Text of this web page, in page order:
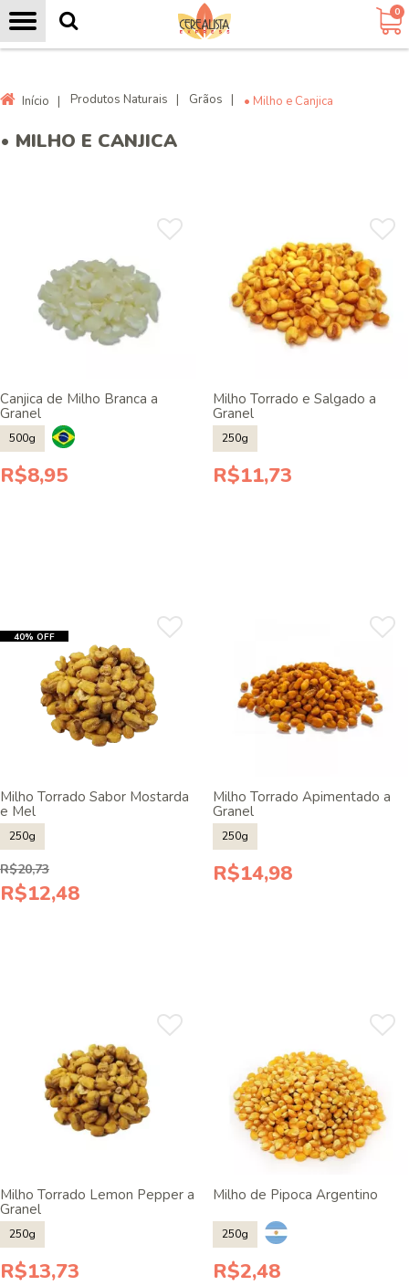
0
Início | Produtos Naturais | Grãos | • Milho e Canjica
• MILHO E CANJICA
Canjica de Milho Branca a
Granel
500g
R$8,95
Milho Torrado e Salgado a
Granel
250g
R$11,73
40% OFF
Milho Torrado Sabor Mostarda
e Mel
250g
R$20,73
R$12,48
Milho Torrado Apimentado a
Granel
250g
R$14,98
Milho Torrado Lemon Pepper a
Granel
250g
R$13,73
Milho de Pipoca Argentino
250g
R$2,48